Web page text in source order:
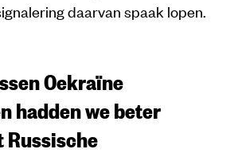
daarvan spaak lopen.
Oekraïne
hadden we beter